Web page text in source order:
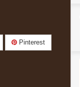
Pinterest